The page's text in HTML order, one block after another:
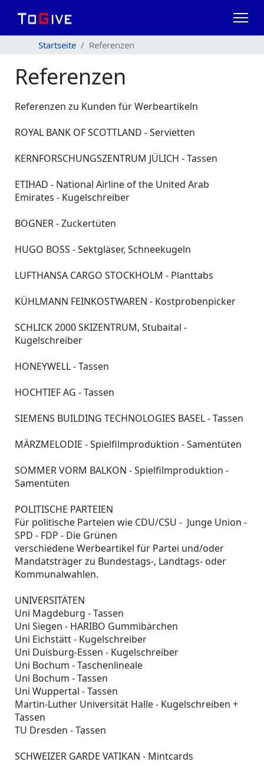
Startseite Referenzen
Referenzen
Referenzen zu Kunden für Werbeartikeln
ROYAL BANK OF SCOTTLAND - Servietten
KERNFORSCHUNGSZENTRUM JÜLICH - Tassen
ETIHAD - National Airline of the United Arab
Emirates - Kugelschreiber
BOGNER - Zuckertüten
HUGO BOSS - Sektgläser, Schneekugeln
LUFTHANSA CARGO STOCKHOLM - Planttabs
KÜHLMANN FEINKOSTWAREN - Kostprobenpicker
SCHLICK 2000 SKIZENTRUM, Stubaital -
Kugelschreiber
HONEYWELL - Tassen
HOCHTIEF AG - Tassen
SIEMENS BUILDING TECHNOLOGIES BASEL - Tassen
MÄRZMELODIE - Spielfilmproduktion - Samentüten
SOMMER VORM BALKON - Spielfilmproduktion -
Samentüten
POLITISCHE PARTEIEN
Für politische Parteien wie CDU/CSU - Junge Union -
SPD - FDP - Die Grünen
verschiedene Werbeartikel für Partei und/oder
Mandatsträger zu Bundestags-, Landtags- oder
Kommunalwahlen.
UNIVERSITÄTEN
Uni Magdeburg - Tassen
Uni Siegen - HARIBO Gummibärchen
Uni Eichstätt - Kugelschreiber
Uni Duisburg-Essen - Kugelschreiber
Uni Bochum - Taschenlineale
Uni Bochum - Tassen
Uni Wuppertal - Tassen
Martin-Luther Universität Halle - Kugelschreiben +
Tassen
TU Dresden - Tassen
SCHWEIZER GARDE VATIKAN - Mintcards